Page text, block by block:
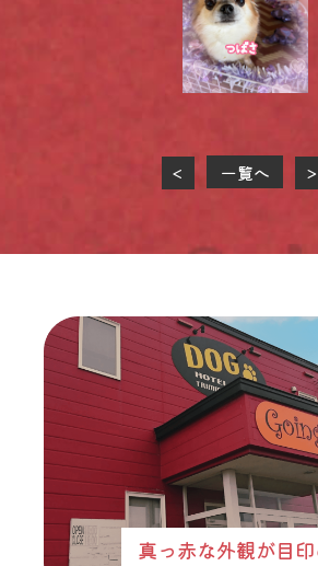
< 一覧へ >
真っ赤な外観が目